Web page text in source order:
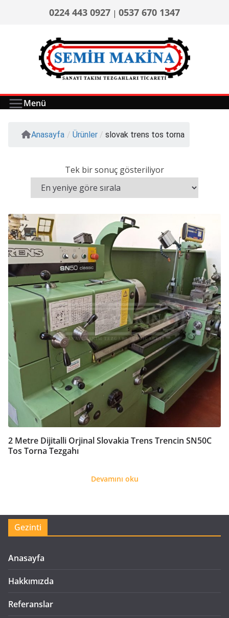
0224 443 0927 | 0537 670 1347
Menü
Anasayfa / Ürünler / slovak trens tos torna
Tek bir sonuç gösteriliyor
2 Metre Dijitalli Orjinal Slovakia Trens Trencin SN50C
Tos Torna Tezgahı
Devamını oku
Gezinti
Anasayfa
Hakkımızda
Referanslar